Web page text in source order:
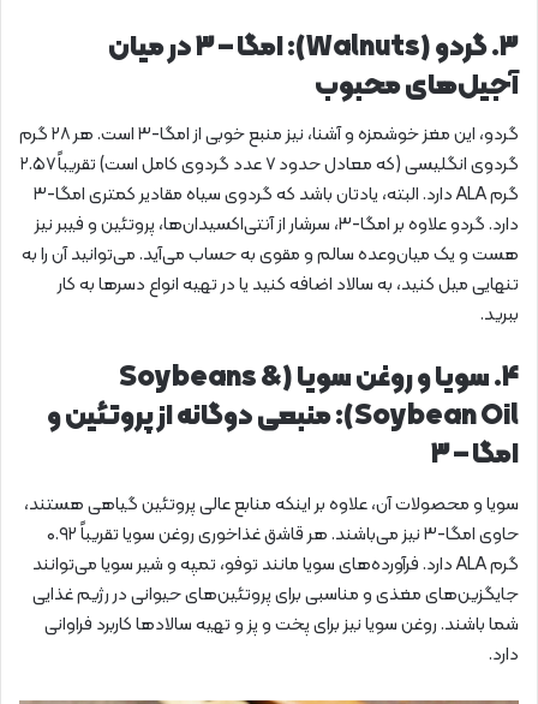
۳. گردو (Walnuts): امگا – ۳ در میان
آجیل‌های محبوب
گردو، این مغز خوشمزه و آشنا، نیز منبع خوبی از امگا-۳ است. هر ۲۸ گرم
گردوی انگلیسی (که معادل حدود ۷ عدد گردوی کامل است) تقریباً ۲.۵۷
گرم ALA دارد. البته، یادتان باشد که گردوی سیاه مقادیر کمتری امگا-۳
دارد. گردو علاوه بر امگا-۳، سرشار از آنتی‌اکسیدان‌ها، پروتئین و فیبر نیز
هست و یک میان‌وعده سالم و مقوی به حساب می‌آید. می‌توانید آن را به
تنهایی میل کنید، به سالاد اضافه کنید یا در تهیه انواع دسرها به کار
ببرید.
۴. سویا و روغن سویا (Soybeans &
Soybean Oil): منبعی دوگانه از پروتئین و
امگا – ۳
سویا و محصولات آن، علاوه بر اینکه منابع عالی پروتئین گیاهی هستند،
حاوی امگا-۳ نیز می‌باشند. هر قاشق غذاخوری روغن سویا تقریباً ۰.۹۲
گرم ALA دارد. فرآورده‌های سویا مانند توفو، تمپه و شیر سویا می‌توانند
جایگزین‌های مغذی و مناسبی برای پروتئین‌های حیوانی در رژیم غذایی
شما باشند. روغن سویا نیز برای پخت و پز و تهیه سالادها کاربرد فراوانی
دارد.